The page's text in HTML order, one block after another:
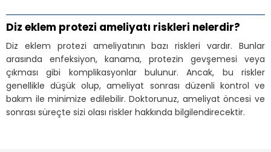
Diz eklem protezi ameliyatı riskleri nelerdir?
Diz eklem protezi ameliyatının bazı riskleri vardır. Bunlar
arasında enfeksiyon, kanama, protezin gevşemesi veya
çıkması gibi komplikasyonlar bulunur. Ancak, bu riskler
genellikle düşük olup, ameliyat sonrası düzenli kontrol ve
bakım ile minimize edilebilir. Doktorunuz, ameliyat öncesi ve
sonrası süreçte sizi olası riskler hakkında bilgilendirecektir.